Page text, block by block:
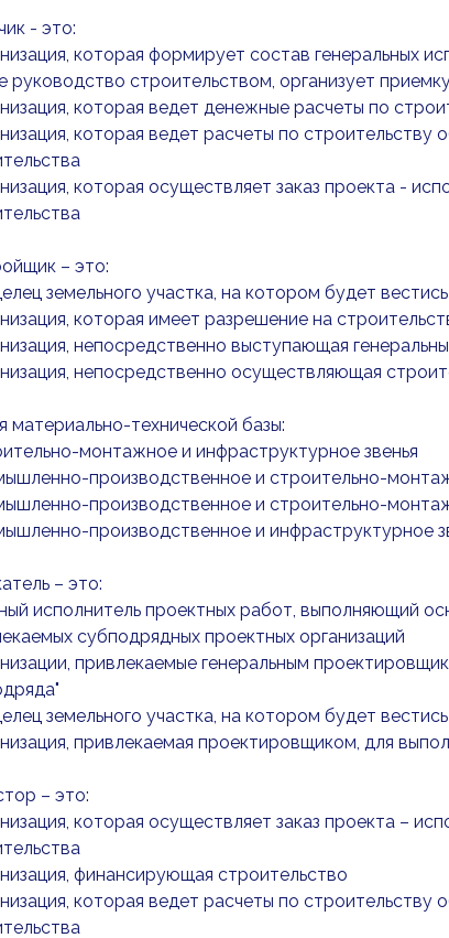
- это:
которая формирует состав генеральных
руководство строительством, организует
которая ведет денежные расчеты по
которая ведет расчеты по
которая осуществляет заказ проекта -
– это:
земельного участка, на котором будет
которая имеет разрешение на
непосредственно выступающая
непосредственно осуществляющая
материально-технической базы:
монтажное и инфраструктурное звенья
производственное и строительно-
производственное и строительно-
производственное и инфраструктурное
– это:
исполнитель проектных работ, выполняющий
субподрядных проектных организаций
привлекаемые генеральным
земельного участка, на котором будет
привлекаемая проектировщиком, для
– это:
которая осуществляет заказ проекта –
финансирующая строительство
которая ведет расчеты по